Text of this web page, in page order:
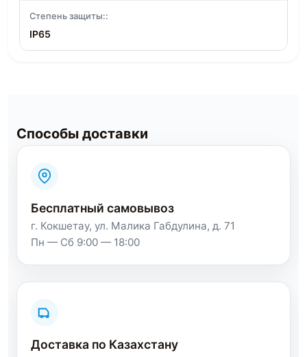
Степень защиты::
IP65
Способы доставки
Бесплатный самовывоз
г. Кокшетау, ул. Малика Габдулина, д. 71
Пн — Сб 9:00 — 18:00
Доставка по Казахстану